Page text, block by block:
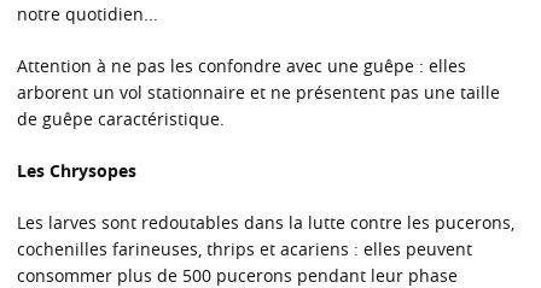
notre quotidien...
Attention à ne pas les confondre avec une guêpe : elles
arborent un vol stationnaire et ne présentent pas une taille
de guêpe caractéristique.
Les Chrysopes
Les larves sont redoutables dans la lutte contre les pucerons,
cochenilles farineuses, thrips et acariens : elles peuvent
consommer plus de 500 pucerons pendant leur phase